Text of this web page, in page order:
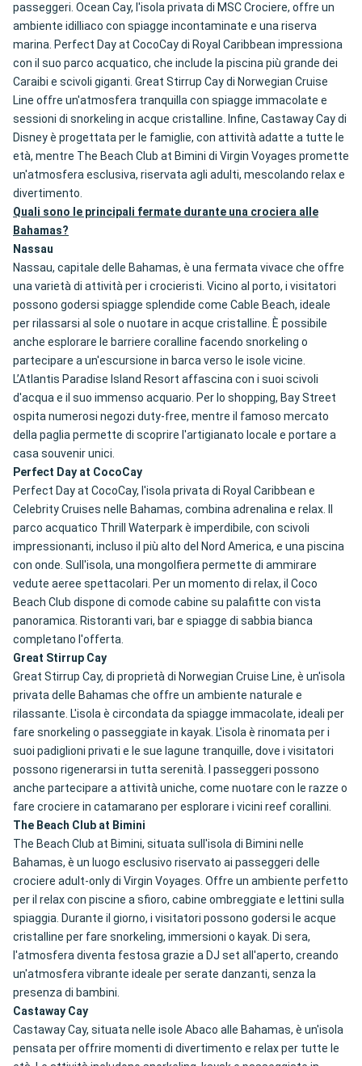
passeggeri. Ocean Cay, l'isola privata di MSC Crociere, offre un
ambiente idilliaco con spiagge incontaminate e una riserva
marina. Perfect Day at CocoCay di Royal Caribbean impressiona
con il suo parco acquatico, che include la piscina più grande dei
Caraibi e scivoli giganti. Great Stirrup Cay di Norwegian Cruise
Line offre un'atmosfera tranquilla con spiagge immacolate e
sessioni di snorkeling in acque cristalline. Infine, Castaway Cay di
Disney è progettata per le famiglie, con attività adatte a tutte le
età, mentre The Beach Club at Bimini di Virgin Voyages promette
un'atmosfera esclusiva, riservata agli adulti, mescolando relax e
divertimento.
Quali sono le principali fermate durante una crociera alle
Bahamas?
Nassau
Nassau, capitale delle Bahamas, è una fermata vivace che offre
una varietà di attività per i crocieristi. Vicino al porto, i visitatori
possono godersi spiagge splendide come Cable Beach, ideale
per rilassarsi al sole o nuotare in acque cristalline. È possibile
anche esplorare le barriere coralline facendo snorkeling o
partecipare a un'escursione in barca verso le isole vicine.
L’Atlantis Paradise Island Resort affascina con i suoi scivoli
d'acqua e il suo immenso acquario. Per lo shopping, Bay Street
ospita numerosi negozi duty-free, mentre il famoso mercato
della paglia permette di scoprire l'artigianato locale e portare a
casa souvenir unici.
Perfect Day at CocoCay
Perfect Day at CocoCay, l'isola privata di Royal Caribbean e
Celebrity Cruises nelle Bahamas, combina adrenalina e relax. Il
parco acquatico Thrill Waterpark è imperdibile, con scivoli
impressionanti, incluso il più alto del Nord America, e una piscina
con onde. Sull'isola, una mongolfiera permette di ammirare
vedute aeree spettacolari. Per un momento di relax, il Coco
Beach Club dispone di comode cabine su palafitte con vista
panoramica. Ristoranti vari, bar e spiagge di sabbia bianca
completano l'offerta.
Great Stirrup Cay
Great Stirrup Cay, di proprietà di Norwegian Cruise Line, è un'isola
privata delle Bahamas che offre un ambiente naturale e
rilassante. L'isola è circondata da spiagge immacolate, ideali per
fare snorkeling o passeggiate in kayak. L'isola è rinomata per i
suoi padiglioni privati e le sue lagune tranquille, dove i visitatori
possono rigenerarsi in tutta serenità. I passeggeri possono
anche partecipare a attività uniche, come nuotare con le razze o
fare crociere in catamarano per esplorare i vicini reef corallini.
The Beach Club at Bimini
The Beach Club at Bimini, situata sull'isola di Bimini nelle
Bahamas, è un luogo esclusivo riservato ai passeggeri delle
crociere adult-only di Virgin Voyages. Offre un ambiente perfetto
per il relax con piscine a sfioro, cabine ombreggiate e lettini sulla
spiaggia. Durante il giorno, i visitatori possono godersi le acque
cristalline per fare snorkeling, immersioni o kayak. Di sera,
l'atmosfera diventa festosa grazie a DJ set all'aperto, creando
un'atmosfera vibrante ideale per serate danzanti, senza la
presenza di bambini.
Castaway Cay
Castaway Cay, situata nelle isole Abaco alle Bahamas, è un'isola
pensata per offrire momenti di divertimento e relax per tutte le